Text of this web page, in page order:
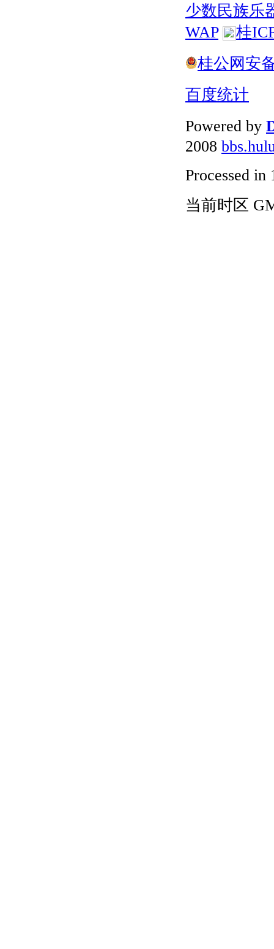
少数民族乐
WAP
桂
桂公网安
百度统计
Powered by
2008
Processed in
当前时区